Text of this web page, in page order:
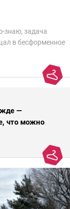
знаю, задача
в бесформенное
—
что можно